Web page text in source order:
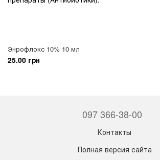
Энрофлокс 10% 10 мл
25.00 грн
097 366-38-00
Контакты
Полная версия сайта